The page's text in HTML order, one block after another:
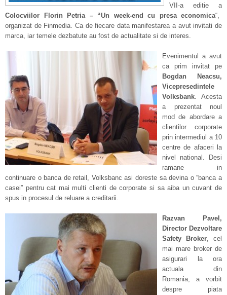
VII-a editie a
Colocviilor Florin Petria – “Un week-end cu presa economica“,
organizat de Finmedia. Ca de fiecare data manifestarea a avut invitati de
marca, iar temele dezbatute au fost de actualitate si de interes.
Evenimentul a avut
ca prim invitat pe
Bogdan Neacsu,
Vicepresedintele
Volksbank. Acesta
a prezentat noul
mod de abordare a
clientilor corporate
prin intermediul a 10
centre de afaceri la
nivel national. Desi
ramane in
continuare o banca de retail, Volksbanc asi doreste sa devina o “banca a
casei” pentru cat mai multi clienti de corporate si sa aiba un cuvant de
spus in procesul de reluare a creditarii.
Razvan Pavel,
Director Dezvoltare
Safety Broker, cel
mai mare broker de
asigurari la ora
actuala din
Romania, a vorbit
despre piata